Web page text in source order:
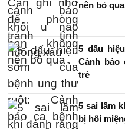
nên bỏ qua
5 dấu
Cảnh
trẻ
5 sai lầm
bị hôi